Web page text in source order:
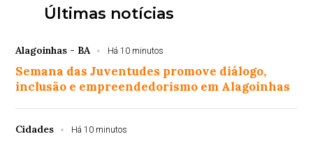
Últimas notícias
Alagoinhas - BA Há 10 minutos
Semana das Juventudes promove diálogo,
inclusão e empreendedorismo em Alagoinhas
Cidades Há 10 minutos